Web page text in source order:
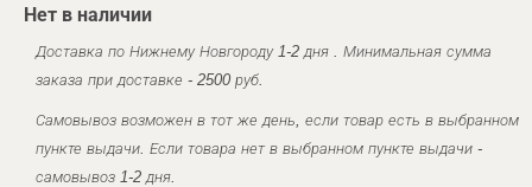
Нет в наличии
Доставка по Нижнему Новгороду 1-2 дня . Минимальная сумма
заказа при доставке - 2500 руб.
Самовывоз возможен в тот же день, если товар есть в выбранном
пункте выдачи. Если товара нет в выбранном пункте выдачи -
самовывоз 1-2 дня.